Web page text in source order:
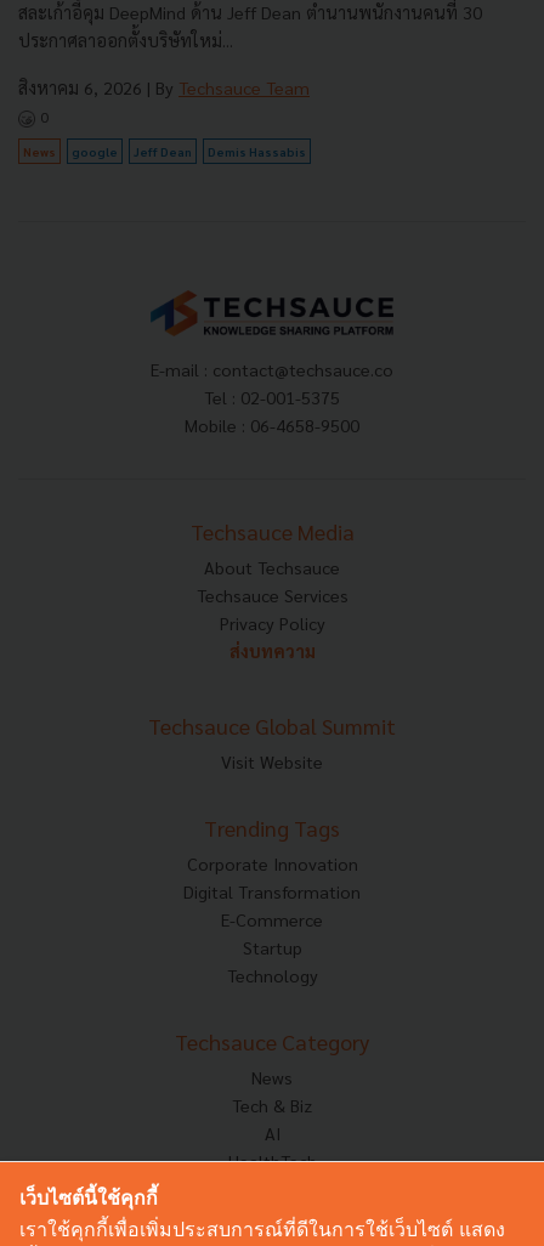
สละเก้าอี้คุม DeepMind ด้าน Jeff Dean ตำนานพนักงานคนที่ 30
ประกาศลาออกตั้งบริษัทใหม่...
สิงหาคม 6, 2026 | By Techsauce Team
0
News google Jeff Dean Demis Hassabis
E-mail : contact@techsauce.co
Tel : 02-001-5375
Mobile : 06-4658-9500
Techsauce Media
About Techsauce
Techsauce Services
Privacy Policy
ส่งบทความ
Techsauce Global Summit
Visit Website
Trending Tags
Corporate Innovation
Digital Transformation
E-Commerce
Startup
Technology
Techsauce Category
News
Tech & Biz
AI
HealthTech
Corp Innov
เว็บไซต์นี้ใช้คุกกี้
เราใช้คุกกี้เพื่อเพิ่มประสบการณ์ที่ดีในการใช้เว็บไซต์ แสดง